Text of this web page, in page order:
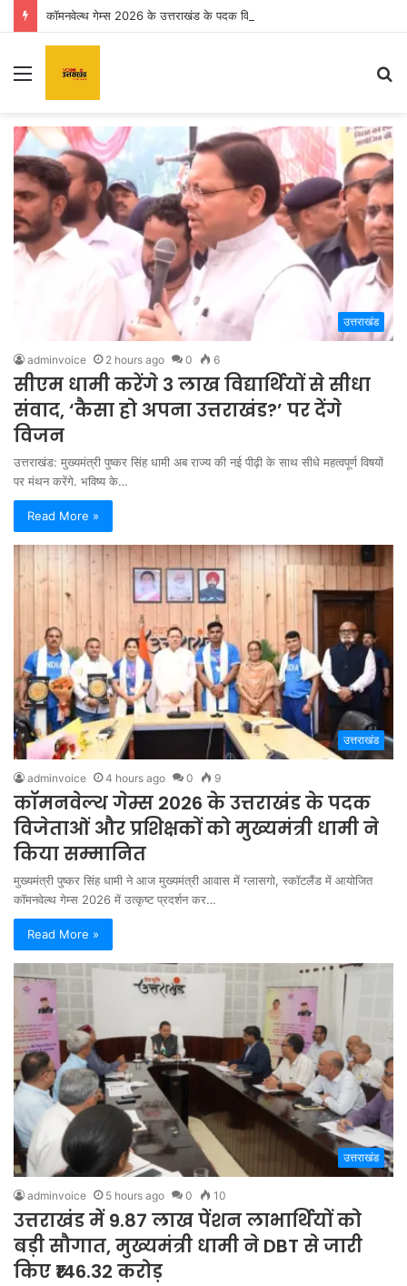
Menu
उत्तराखंड
adminvoice 2 hours ago 0 6
सीएम धामी करेंगे 3 लाख विद्यार्थियों से सीधा
संवाद, ‘कैसा हो अपना उत्तराखंड?’ पर देंगे
विजन
उत्तराखंड: मुख्यमंत्री पुष्कर सिंह धामी अब राज्य की नई पीढ़ी के साथ सीधे महत्वपूर्ण विषयों
पर मंथन करेंगे. भविष्य के…
Read More »
उत्तराखंड
adminvoice 4 hours ago 0 9
कॉमनवेल्थ गेम्स 2026 के उत्तराखंड के पदक
विजेताओं और प्रशिक्षकों को मुख्यमंत्री धामी ने
किया सम्मानित
मुख्यमंत्री पुष्कर सिंह धामी ने आज मुख्यमंत्री आवास में ग्लासगो, स्कॉटलैंड में आयोजित
कॉमनवेल्थ गेम्स 2026 में उत्कृष्ट प्रदर्शन कर…
Read More »
उत्तराखंड
adminvoice 5 hours ago 0 10
उत्तराखंड में 9.87 लाख पेंशन लाभार्थियों को
बड़ी सौगात, मुख्यमंत्री धामी ने DBT से जारी
किए ₹146.32 करोड़